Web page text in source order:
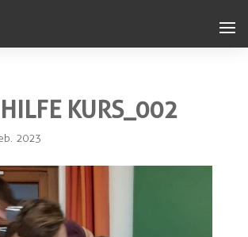
HILFE KURS_002
2023